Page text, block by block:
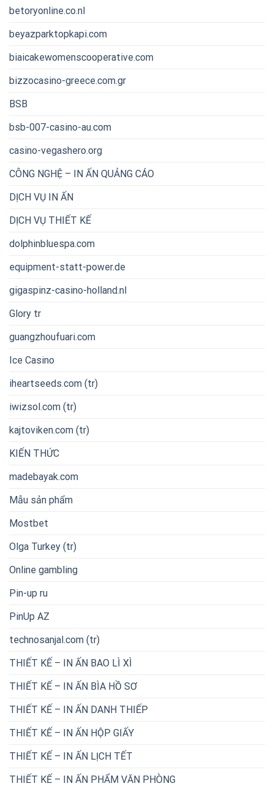
betoryonline.co.nl
beyazparktopkapi.com
biaicakewomenscooperative.com
bizzocasino-greece.com.gr
BSB
bsb-007-casino-au.com
casino-vegashero.org
CÔNG NGHỆ – IN ẤN QUẢNG CÁO
DỊCH VỤ IN ẤN
DỊCH VỤ THIẾT KẾ
dolphinbluespa.com
equipment-statt-power.de
gigaspinz-casino-holland.nl
Glory tr
guangzhoufuari.com
Ice Casino
iheartseeds.com (tr)
iwizsol.com (tr)
kajtoviken.com (tr)
KIẾN THỨC
madebayak.com
Mẫu sản phẩm
Mostbet
Olga Turkey (tr)
Online gambling
Pin-up ru
PinUp AZ
technosanjal.com (tr)
THIẾT KẾ – IN ẤN BAO LÌ XÌ
THIẾT KẾ – IN ẤN BÌA HỒ SƠ
THIẾT KẾ – IN ẤN DANH THIẾP
THIẾT KẾ – IN ẤN HỘP GIẤY
THIẾT KẾ – IN ẤN LỊCH TẾT
THIẾT KẾ – IN ẤN PHẨM VĂN PHÒNG